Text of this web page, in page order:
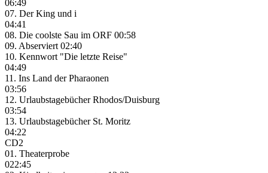
06:49
07. Der King und i
04:41
08. Die coolste Sau im ORF 00:58
09. Abserviert 02:40
10. Kennwort "Die letzte Reise"
04:49
11. Ins Land der Pharaonen
03:56
12. Urlaubstagebücher Rhodos/Duisburg
03:54
13. Urlaubstagebücher St. Moritz
04:22
CD2
01. Theaterprobe
022:45